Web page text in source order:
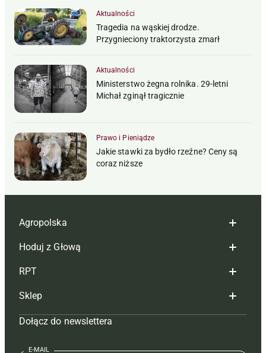
Aktualności
Tragedia na wąskiej drodze.
Przygnieciony traktorzysta zmarł
Aktualności
Ministerstwo żegna rolnika. 29-letni
Michał zginął tragicznie
Prawo i Pieniądze
Jakie stawki za bydło rzeźne? Ceny są
coraz niższe
Agropolska
Redakcja
Reklama
Tagi
Mapa serwisu
Kontakt
Hoduj z Głową
Hoduj z głową bydło
Hoduj z głową świnie
Prenumerata
Redakcja
RPT
Redakcja
Prenumerata
Reklama
Sklep
Czasopisma i prenumerata
Książki
Dołącz do newslettera
E-MAIL